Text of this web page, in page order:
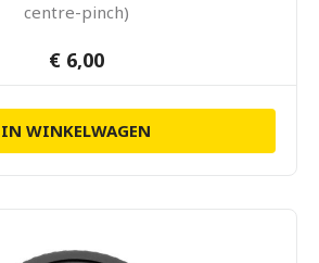
centre-pinch)
€ 6,00
IN WINKELWAGEN